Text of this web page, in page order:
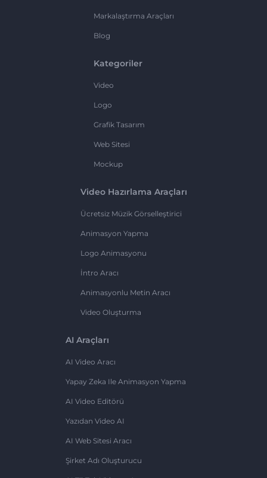
Markalaştırma Araçları
Blog
Kategoriler
Video
Logo
Grafik Tasarım
Web Sitesi
Mockup
Video Hazırlama Araçları
Ücretsiz Müzik Görselleştirici
Animasyon Yapma
Logo Animasyonu
İntro Aracı
Animasyonlu Metin Aracı
Video Oluşturma
AI Araçları
AI Video Aracı
Yapay Zeka Ile Animasyon Yapma
AI Video Editörü
Yazıdan Video AI
AI Web Sitesi Aracı
Şirket Adı Oluşturucu